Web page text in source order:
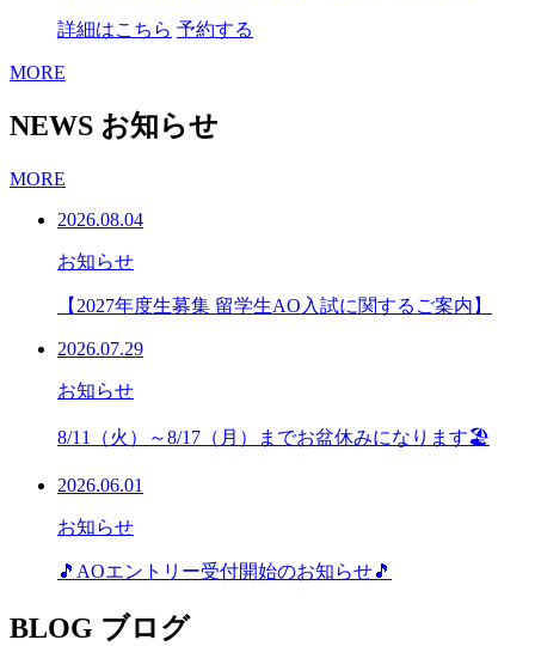
詳細はこちら 予約する
MORE
NEWS お知らせ
MORE
2026.08.04
お知らせ
【2027年度生募集 留学生AO入試に関するご案内】
2026.07.29
お知らせ
8/11（火）～8/17（月）までお盆休みになります🏖
2026.06.01
お知らせ
🎵AOエントリー受付開始のお知らせ🎵
BLOG ブログ